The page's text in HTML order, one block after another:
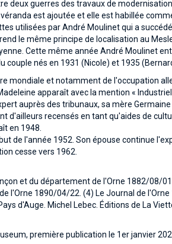
deux guerres des travaux de
est ajoutée et elle est habillée
utilisées par André Moulinet qui a
le même principe de localisation au
Cette même année André Moulinet
couple nés en 1931 (Nicole) et 1935
mondiale et notamment de l'occupation
apparaît avec la mention «
auprès des tribunaux, sa mère
d'ailleurs recensés en tant qu'aides de
en 1948.
de l'année 1952. Son épouse continue
cesse vers 1962.
et du département de l'Orne 1882/08/01
l'Orne 1890/04/22. (4) Le Journal de
d'Auge. Michel Lebec. Éditions de La
première publication le 1er janvier